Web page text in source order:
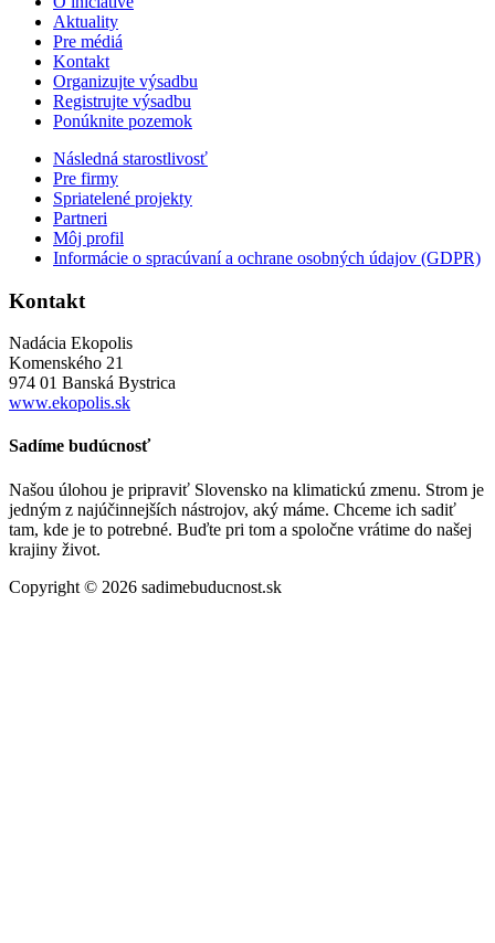
Aktuality
Pre médiá
Kontakt
Organizujte výsadbu
Registrujte výsadbu
Ponúknite pozemok
Následná starostlivosť
Pre firmy
Spriatelené projekty
Partneri
Môj profil
Informácie o spracúvaní a ochrane osobných údajov (GDPR)
Kontakt
Nadácia Ekopolis
Komenského 21
974 01 Banská Bystrica
www.ekopolis.sk
Sadíme budúcnosť
Našou úlohou je pripraviť Slovensko na klimatickú zmenu. Strom je
jedným z najúčinnejších nástrojov, aký máme. Chceme ich sadiť
tam, kde je to potrebné. Buďte pri tom a spoločne vrátime do našej
krajiny život.
Copyright © 2026 sadimebuducnost.sk